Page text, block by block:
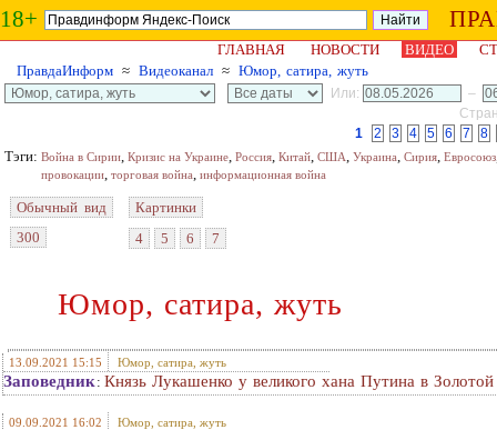
18+
ГЛАВНАЯ НОВОСТИ ВИДЕО
ПравдаИнформ ≈ Видеоканал ≈ Юмор, сатира, жуть
Или:
–
1
2 3 4 5 6 7 8
Тэги: Война в Сирии, Кризис на Украине, Россия, Китай, США, Украина, Сирия, Евросоюз
провокации, торговая война, информационная война
Обычный вид
300
Картинки
4
5 6 7
Юмор, сатира, жуть
13.09.2021 15:15 Юмор, сатира, жуть
Заповедник : Князь Лукашенко у великого хана Путина в
09.09.2021 16:02 Юмор, сатира, жуть